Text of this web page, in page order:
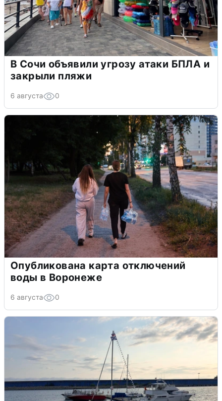
В Сочи объявили угрозу атаки БПЛА и
закрыли пляжи
6 августа 0
Опубликована карта отключений
воды в Воронеже
6 августа 0